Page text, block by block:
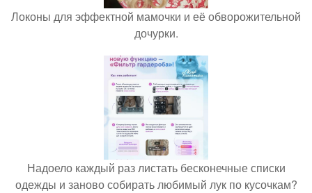
Локоны для эффектной мамочки и её обворожительной
дочурки.
Надоело каждый раз листать бесконечные списки
одежды и заново собирать любимый лук по кусочкам?